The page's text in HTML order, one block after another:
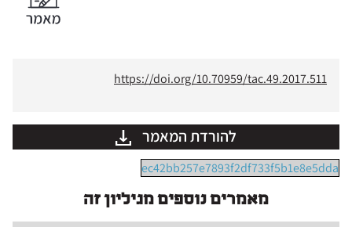
https://doi.org/10.70959/tac.49.2017.511
להורדת המאמר
ec42bb257e7893f2df733f5b1e8e5dda
מאמרים נוספים מגיליון זה